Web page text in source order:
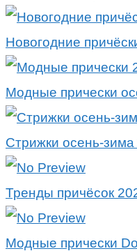
Новогодние
Модные прически
Стрижки осень-
Тренды причёсок
Модные прически